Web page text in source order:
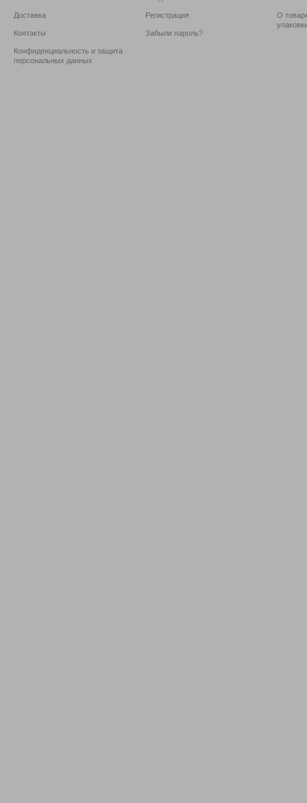
Доставка
Контакты
Конфиденциальность и защита
персональных данных
Регистрация
Забыли пароль?
О